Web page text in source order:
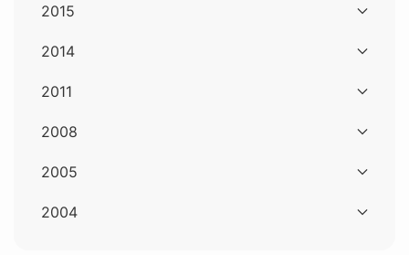
2015
2014
2011
2008
2005
2004